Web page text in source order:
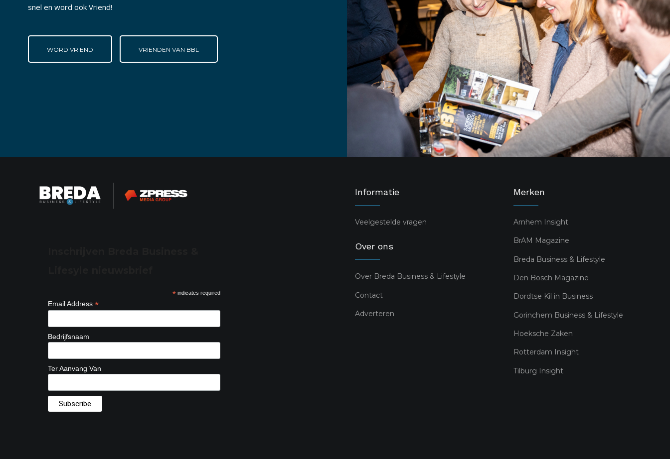
snel en word ook Vriend!
WORD VRIEND VRIENDEN VAN BBL
*indicates required
Email Address *
Bedrijfsnaam
Ter Aanvang Van
Informatie
Veelgestelde vragen
Over ons
Over Breda Business & Lifestyle
Contact
Adverteren
Merken
Arnhem Insight
BrAM Magazine
Breda Business & Lifestyle
Den Bosch Magazine
Dordtse Kil in Business
Gorinchem Business & Lifestyle
Hoeksche Zaken
Rotterdam Insight
Tilburg Insight